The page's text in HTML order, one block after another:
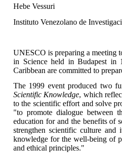
Hebe Vessuri
Instituto Venezolano de
UNESCO is preparing a meeting
in Science held in Budapest in
Caribbean are committed to
The 1999 event produced two
Scientific Knowledge, which
to the scientific effort and solve
"to promote dialogue between
education for and the benefits of
strengthen scientific culture
knowledge for the well-being of
and ethical principles."